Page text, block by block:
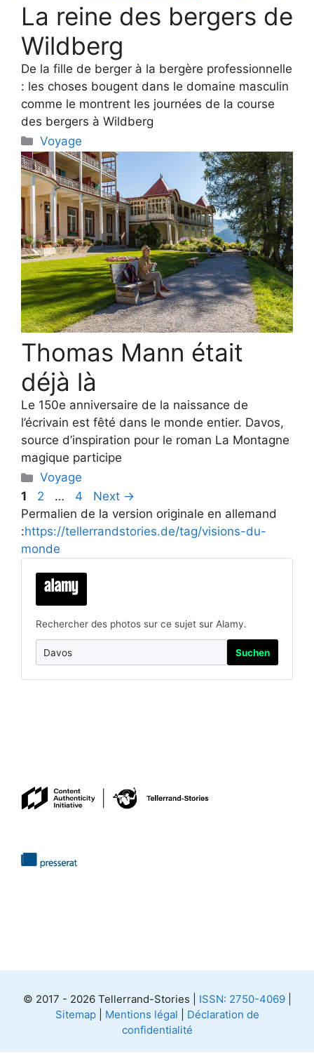
La reine des bergers de
Wildberg
De la fille de berger à la bergère professionnelle
: les choses bougent dans le domaine masculin
comme le montrent les journées de la course
des bergers à Wildberg
Categories
Voyage
Thomas Mann était
déjà là
Le 150e anniversaire de la naissance de
l’écrivain est fêté dans le monde entier. Davos,
source d’inspiration pour le roman La Montagne
magique participe
Categories
Voyage
Page
1 Page
2 … Page
4 Next →
Permalien de la version originale en allemand
:https://tellerrandstories.de/tag/visions-du-
monde
Rechercher des photos sur ce sujet sur Alamy.
Suchen
© 2017 - 2026 Tellerrand-Stories | ISSN: 2750-4069|
Sitemap| Mentions légal
Déclaration de
confidentialité